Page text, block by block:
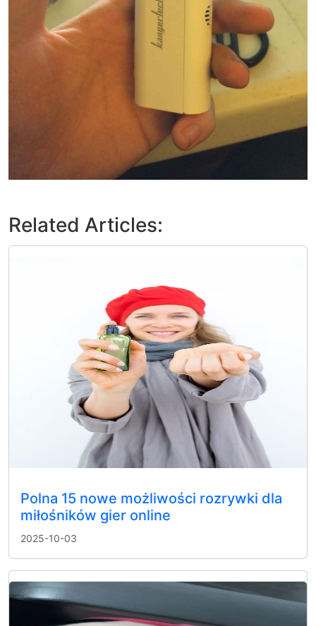
Related Articles:
Polna 15 nowe możliwości rozrywki dla
miłośników gier online
2025-10-03